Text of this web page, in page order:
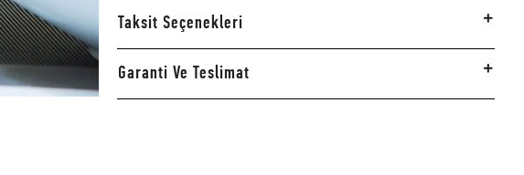
Taksit Seçenekleri
Garanti Ve Teslimat